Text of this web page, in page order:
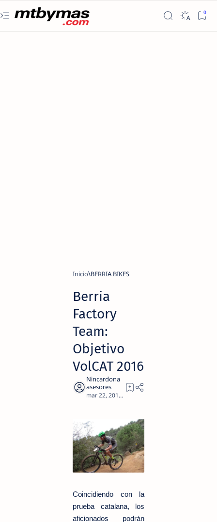
Inicio BERRIA BIKES
Berria
Factory
Team:
Objetivo
VolCAT 2016
Coincidiendo con la
prueba catalana, los
aficionados podrán